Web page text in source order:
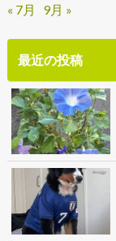
« 7月
9月 »
最近の投稿